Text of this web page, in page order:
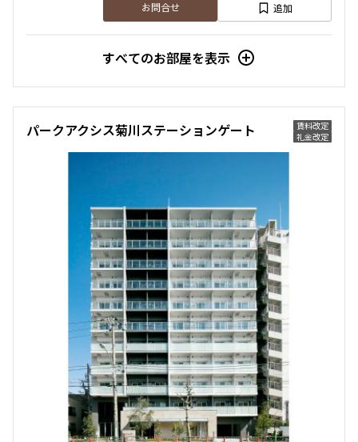
お問合せ 追加
すべてのお部屋を表示
賃料改定
礼金改定
パークアクシス菊川ステーションゲート